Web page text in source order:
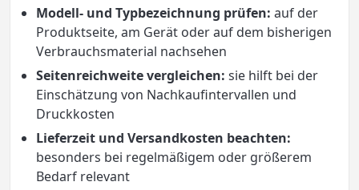
Modell- und Typbezeichnung prüfen: auf der
Produktseite, am Gerät oder auf dem bisherigen
Verbrauchsmaterial nachsehen
Seitenreichweite vergleichen: sie hilft bei der
Einschätzung von Nachkaufintervallen und
Druckkosten
Lieferzeit und Versandkosten beachten:
besonders bei regelmäßigem oder größerem
Bedarf relevant